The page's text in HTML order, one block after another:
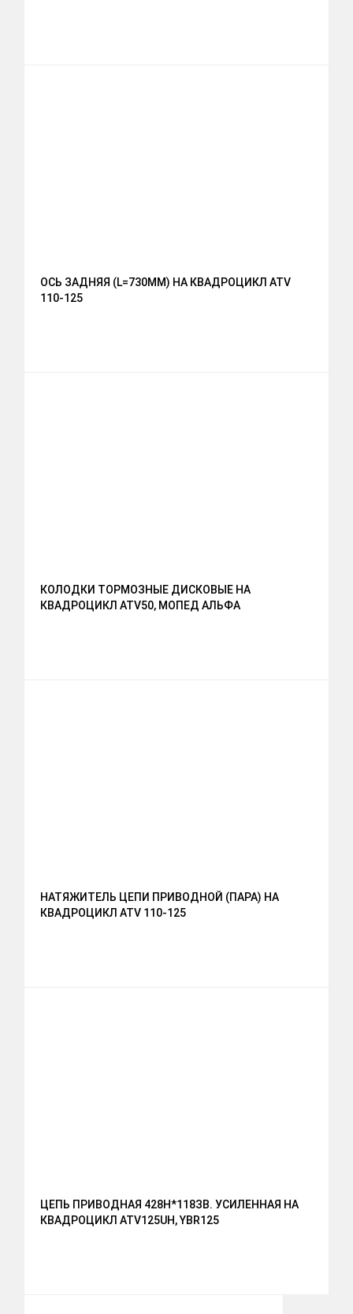
ОСЬ ЗАДНЯЯ (L=730MM) НА КВАДРОЦИКЛ ATV
110-125
КОЛОДКИ ТОРМОЗНЫЕ ДИСКОВЫЕ НА
КВАДРОЦИКЛ ATV50, МОПЕД АЛЬФА
НАТЯЖИТЕЛЬ ЦЕПИ ПРИВОДНОЙ (ПАРА) НА
КВАДРОЦИКЛ ATV 110-125
ЦЕПЬ ПРИВОДНАЯ 428Н*118ЗВ. УСИЛЕННАЯ НА
КВАДРОЦИКЛ ATV125UH, YBR125